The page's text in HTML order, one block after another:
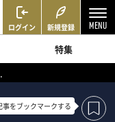
ログイン 新規登録
特集
事をブックマークする